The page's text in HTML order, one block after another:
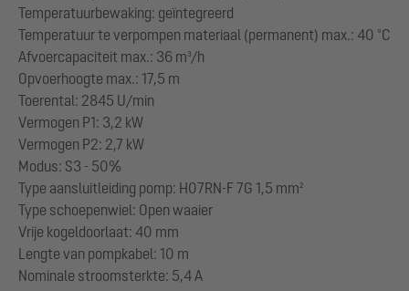
Temperatuurbewaking: geïntegreerd
Temperatuur te verpompen materiaal (permanent) max.: 40 °C
Afvoercapaciteit max.: 36 m³/h
Opvoerhoogte max.: 17,5 m
Toerental: 2845 U/min
Vermogen P1: 3,2 kW
Vermogen P2: 2,7 kW
Modus: S3 - 50%
Type aansluitleiding pomp: H07RN-F 7G 1,5 mm²
Type schoepenwiel: Open waaier
Vrije kogeldoorlaat: 40 mm
Lengte van pompkabel: 10 m
Nominale stroomsterkte: 5,4 A